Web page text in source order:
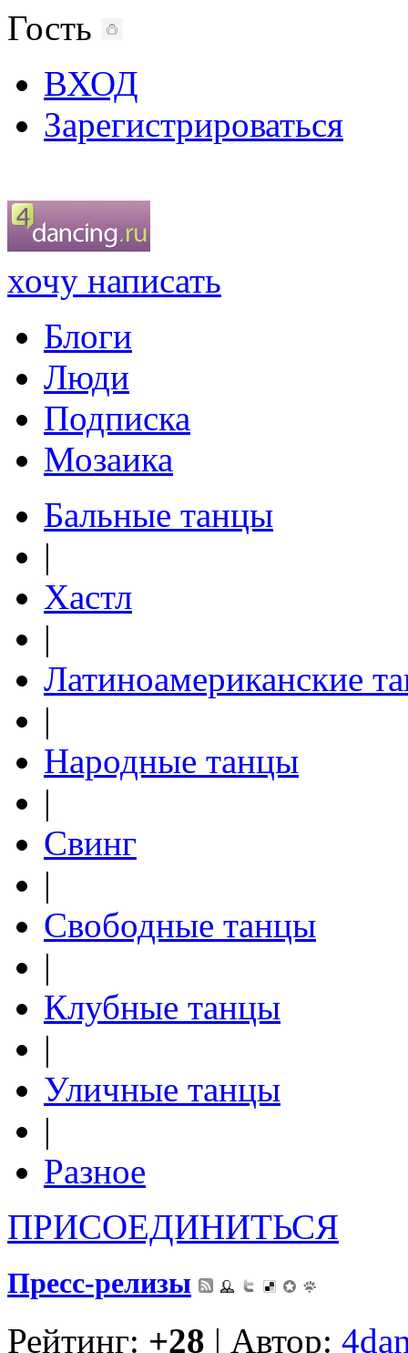
Гость
ВХОД
Зарегистрироваться
хочу написать
Блоги
Люди
Подписка
Мозаика
Бальные танцы
|
Хастл
|
Латиноамериканские
|
Народные танцы
|
Свинг
|
Свободные танцы
|
Клубные танцы
|
Уличные танцы
|
Разное
ПРИСОЕДИНИТЬСЯ
Пресс-релизы
Рейтинг: +28 | Автор: